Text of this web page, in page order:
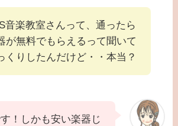
音楽教室さんって、通ったら
が無料でもらえるって聞いて
くりしたんだけど・・本当？
！しかも安い楽器じ